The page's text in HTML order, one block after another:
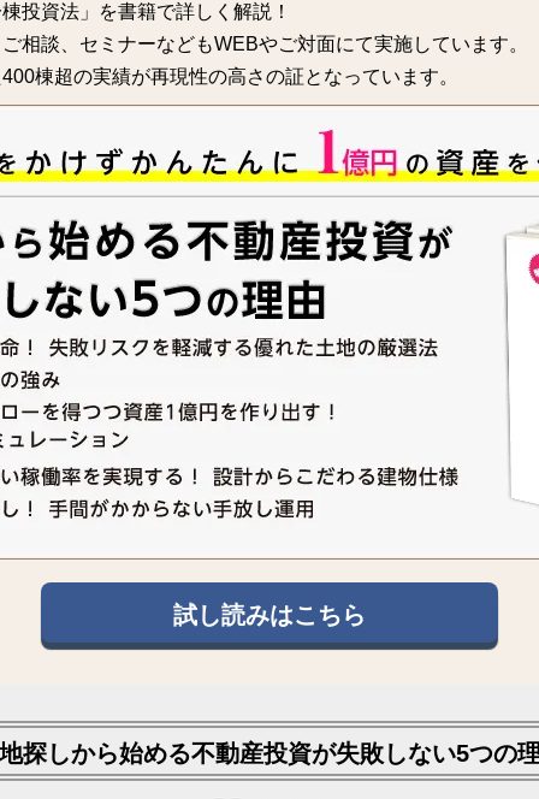
投資法」を書籍で詳しく解説！
相談、セミナーなどもWEBやご対面にて実施しています。
棟超の実績が再現性の高さの証となっています。
試し読みはこちら
探しから始める不動産投資が失敗しない5つの